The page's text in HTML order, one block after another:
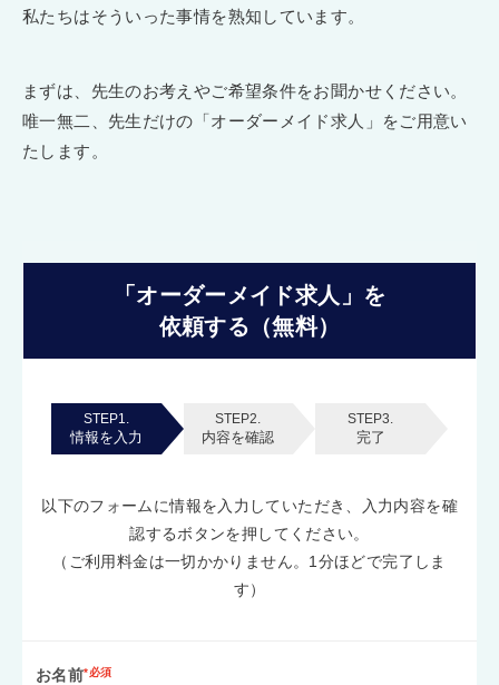
私たちはそういった事情を熟知しています。
まずは、先生のお考えやご希望条件をお聞かせください。
唯一無二、先生だけの「オーダーメイド求人」をご用意い
たします。
「オーダーメイド求人」を
依頼する（無料）
STEP1.
情報を入力
STEP2.
内容を確認
STEP3.
完了
以下のフォームに情報を入力していただき、入力内容を確
認するボタンを押してください。
（ご利用料金は一切かかりません。1分ほどで完了しま
す）
お名前*必須